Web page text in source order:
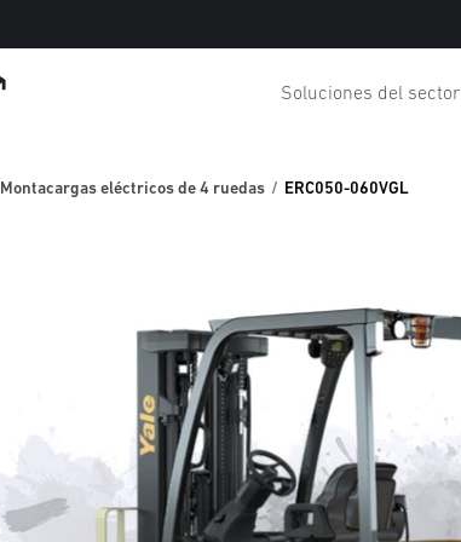
Soluciones del sector
Montacargas eléctricos de 4 ruedas ERC050-060VGL